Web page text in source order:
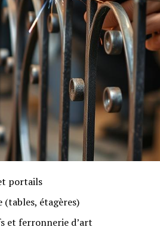
portails
étagères)
et ferronnerie d’art